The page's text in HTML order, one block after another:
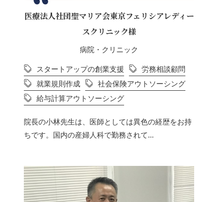
医療法人社団聖マリア会東京フェリシアレディー
スクリニック様
病院・クリニック
スタートアップの創業支援
労務相談顧問
就業規則作成
社会保険アウトソーシング
給与計算アウトソーシング
院長の小林先生は、医師としては異色の経歴をお持
ちです。国内の産婦人科で勤務されて...